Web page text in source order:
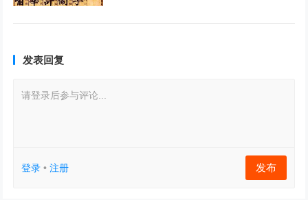
发表回复
请登录后参与评论...
登录 •注册 发布